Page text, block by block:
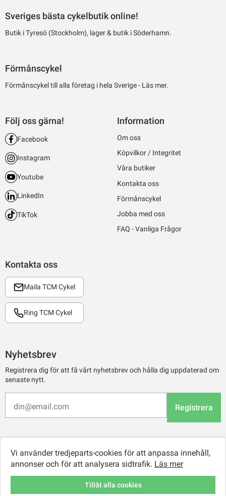
Sveriges bästa cykelbutik online!
Butik i Tyresö (Stockholm), lager & butik i Söderhamn.
Förmånscykel
Förmånscykel till alla företag i hela Sverige - Läs mer.
Kontakta oss
Maila TCM Cykel
Ring TCM Cykel
Följ oss gärna!
Facebook
Instagram
Youtube
LinkedIn
TikTok
Information
Om oss
Köpvilkor / Integritet
Våra butiker
Kontakta oss
Förmånscykel
Jobba med oss
FAQ - Vanliga Frågor
Nyhetsbrev
Registrera dig för att få vårt nyhetsbrev och hålla dig uppdaterad om
senaste nytt.
Registrera
Vi använder tredjeparts-cookies för att anpassa innehåll,
annonser och för att analysera sidtrafik. Läs mer
Tillåt alla cookies